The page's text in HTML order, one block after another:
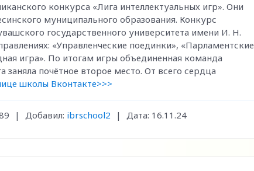
конкурса «Лига интеллектуальных игр». Они
муниципального образования. Конкурс
государственного университета имени И. Н.
«Управленческие поединки», «Парламентские
игра». По итогам игры объединенная команда
почётное второе место. От всего сердца
школы Вконтакте>>>
| Добавил: ibrschool2 | Дата: 16.11.24